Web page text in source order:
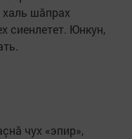
шăпрах
сиенлетет. Юнкун,
чух «эпир»,